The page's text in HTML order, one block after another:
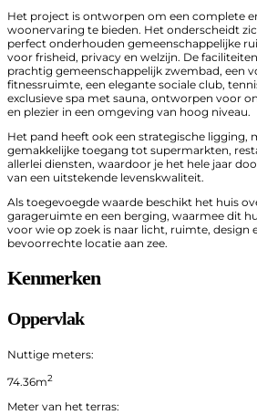
Het project is ontworpen om een complete
woonervaring te bieden. Het onderscheidt
perfect onderhouden gemeenschappelijke
voor frisheid, privacy en welzijn. De
prachtig gemeenschappelijk zwembad, een
fitnessruimte, een elegante sociale club,
exclusieve spa met sauna, ontworpen voor
en plezier in een omgeving van hoog niveau.
Het pand heeft ook een strategische ligging,
gemakkelijke toegang tot supermarkten,
allerlei diensten, waardoor je het hele jaar
van een uitstekende levenskwaliteit.
Als toegevoegde waarde beschikt het huis
garageruimte en een berging, waarmee dit
voor wie op zoek is naar licht, ruimte, design
bevoorrechte locatie aan zee.
Kenmerken
Oppervlak
Nuttige meters:
74.36m2
Meter van het terras: